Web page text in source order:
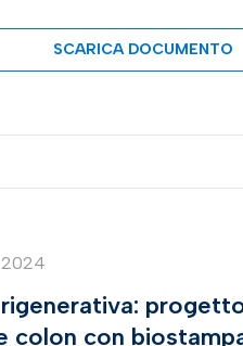
SCARICA DOCUMENTO
colon con